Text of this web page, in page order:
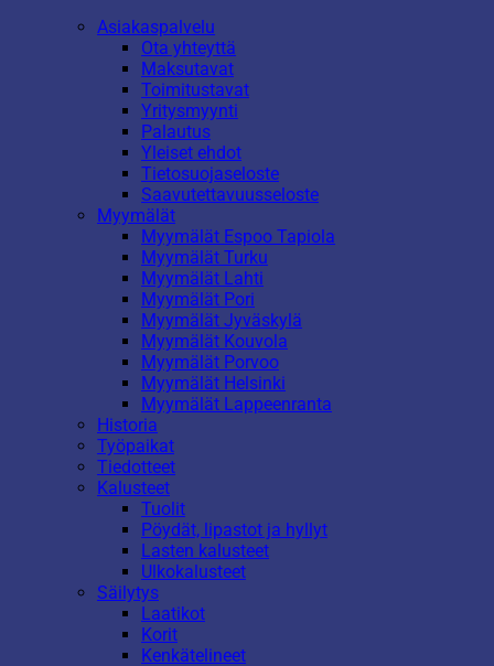
Asiakaspalvelu
Ota yhteyttä
Maksutavat
Toimitustavat
Yritysmyynti
Palautus
Yleiset ehdot
Tietosuojaseloste
Saavutettavuusseloste
Myymälät
Myymälät Espoo Tapiola
Myymälät Turku
Myymälät Lahti
Myymälät Pori
Myymälät Jyväskylä
Myymälät Kouvola
Myymälät Porvoo
Myymälät Helsinki
Myymälät Lappeenranta
Historia
Työpaikat
Tiedotteet
Kalusteet
Tuolit
Pöydät, lipastot ja hyllyt
Lasten kalusteet
Ulkokalusteet
Säilytys
Laatikot
Korit
Kenkätelineet